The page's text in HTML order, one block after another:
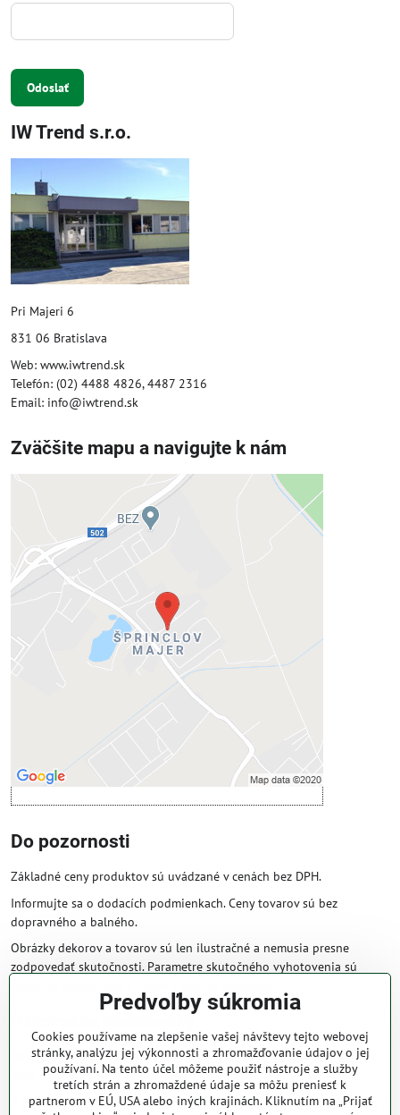
Odoslať
IW Trend s.r.o.
Pri Majeri 6
831 06 Bratislava
Web: www.iwtrend.sk
Telefón: (02) 4488 4826, 4487 2316
Email: info@iwtrend.sk
Zväčšite mapu a navigujte k nám
Externý obsah je blokovaný
Prajete si načítať externý obsah?
Povoliť tentokrát
Povoliť a zapamätať - súhlas s druhom
cookie: Funkčné
Otvoriť obsah v novom okne
Do pozornosti
Základné ceny produktov sú uvádzané v cenách bez DPH.
Informujte sa o dodacích podmienkach. Ceny tovarov sú bez
dopravného a balného.
Obrázky dekorov a tovarov sú len ilustračné a nemusia presne
zodpovedať skutočnosti. Parametre skutočného vyhotovenia sú
Obchodné podmienky
Naše obchodné podmienky zaručujú bezproblémové spracovanie
Vašej zakázky online.
V prípade, že máte s nami už dojednané obchodné podmienky, ceny a
Predvoľby súkromia
Cookies používame na zlepšenie vašej návštevy tejto webovej
stránky, analýzu jej výkonnosti a zhromažďovanie údajov o jej
používaní. Na tento účel môžeme použiť nástroje a služby
tretích strán a zhromaždené údaje sa môžu preniesť k
partnerom v EÚ, USA alebo iných krajinách. Kliknutím na „Prijať